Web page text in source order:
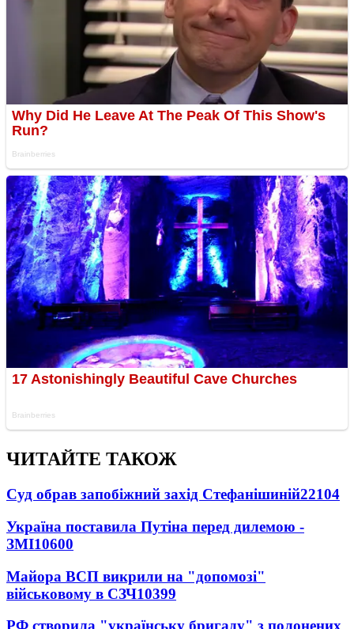
ЧИТАЙТЕ ТАКОЖ
Суд обрав запобіжний захід Стефанішиній22104
Україна поставила Путіна перед дилемою -
ЗМІ10600
Майора ВСП викрили на "допомозі"
військовому в СЗЧ10399